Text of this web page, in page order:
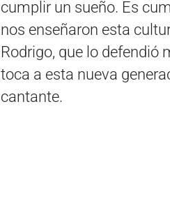
cumplir un sueño. Es
nos enseñaron esta
Rodrigo, que lo defendió
toca a esta nueva
cantante.